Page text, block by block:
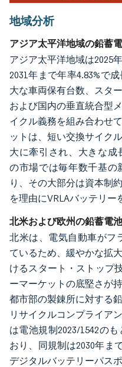
地域分析
アジア太平洋地域の鉛蓄
アジア太平洋地域は2025
2031年まで年率4.83%で
大な車両保有台数、スタ
および国内の垂直統合型
イクル義務を組み合わせ
ットは、短い交換サイク
大に牽引され、大きな成
の市場では毎年数千基の
り、その大部分は資本制
を理由にVRLAバッテリー
北米および欧州の鉛蓄電
北米は、電気自動車がフ
ているため、緩やかな拡
けるスタート・ストップ
ーマーケットの底堅さが
都市部の製錬所に対する
リサイクルコンプライア
は電池規制2023/1542の
おり、同規制は2030年ま
デジタルバッテリーパス